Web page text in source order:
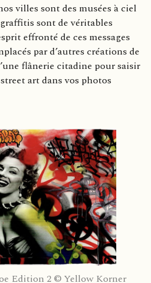
villes sont des musées à ciel
sont de véritables
effronté de ces messages
par d’autres créations de
flânerie citadine pour saisir
art dans vos photos
Edition 2 © Yellow Korner